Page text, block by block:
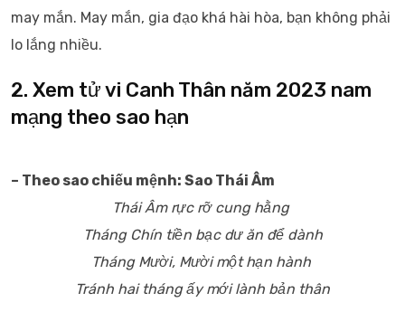
may mắn. May mắn, gia đạo khá hài hòa, bạn không phải
lo lắng nhiều.
2. Xem tử vi Canh Thân năm 2023 nam
mạng theo sao hạn
– Theo sao chiếu mệnh: Sao Thái Âm
Thái Âm rực rỡ cung hằng
Tháng Chín tiền bạc dư ăn để dành
Tháng Mười, Mười một hạn hành
Tránh hai tháng ấy mới lành bản thân